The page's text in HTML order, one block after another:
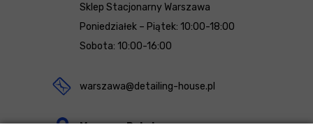
Sklep Stacjonarny Warszawa
Poniedziałek – Piątek: 10:00-18:00
Sobota: 10:00-16:00
warszawa@detailing-house.pl
Magazyn Rekcin